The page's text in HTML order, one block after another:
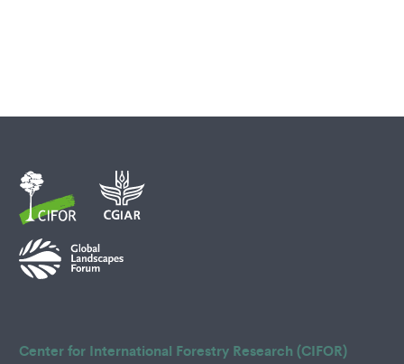
Center for International Forestry Research (CIFOR)